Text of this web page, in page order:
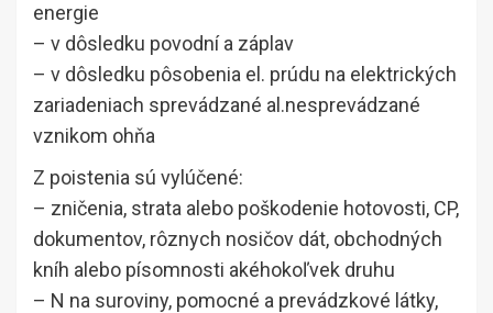
energie
– v dôsledku povodní a záplav
– v dôsledku pôsobenia el. prúdu na elektrických
zariadeniach sprevádzané al.nesprevádzané
vznikom ohňa
Z poistenia sú vylúčené:
– zničenia, strata alebo poškodenie hotovosti, CP,
dokumentov, rôznych nosičov dát, obchodných
kníh alebo písomnosti akéhokoľvek druhu
– N na suroviny, pomocné a prevádzkové látky,